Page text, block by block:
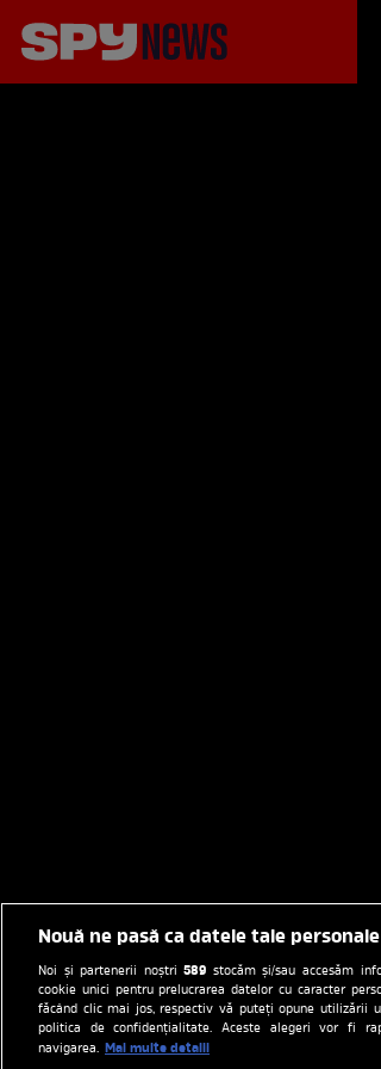
Nouă ne pasă ca datele tale
Noi și partenerii noștri589 stocăm și/sau accesăm
cookie unici pentru prelucrarea datelor cu caracter
făcând clic mai jos, respectiv vă puteți opune utilizării
politica de confidențialitate. Aceste alegeri vor fi
navigarea. Mai multe detalii